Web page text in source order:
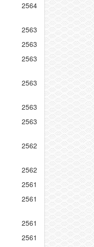
2564
2563
2563
2563
2563
2563
2563
2562
2562
2561
2561
2561
2561